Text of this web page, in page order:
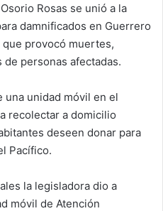
Rosas se unió a la
damnificados en Guerrero
provocó muertes,
personas afectadas.
una unidad móvil en el
recolectar a domicilio
deseen donar para
Pacífico.
la legisladora dio a
móvil de Atención